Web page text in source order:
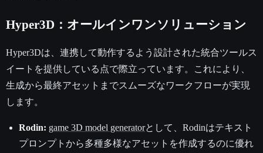
Hyper3D：オールインワンソリューション
Hyper3Dは、連携して動作するよう設計された統合ツールス
イートを提供している点で際立っています。これにより、
生成から最終アセットまでスムーズなワークフローが実現
します。
Rodin: game 3D model generatorとして、Rodinはテキスト
プロンプトから多種多様なアセットを作成するのに優れ